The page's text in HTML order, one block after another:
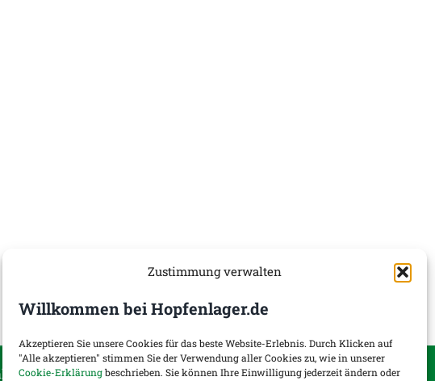
Zustimmung verwalten
Willkommen bei Hopfenlager.de
Akzeptieren Sie unsere Cookies für das beste Website-Erlebnis. Durch Klicken auf
"Alle akzeptieren" stimmen Sie der Verwendung aller Cookies zu, wie in unserer
Cookie-Erklärungbeschrieben. Sie können Ihre Einwilligung jederzeit ändern oder
Widerruf